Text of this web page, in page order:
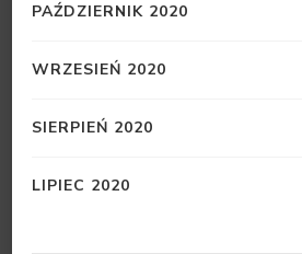
PAŹDZIERNIK 2020
WRZESIEŃ 2020
SIERPIEŃ 2020
LIPIEC 2020